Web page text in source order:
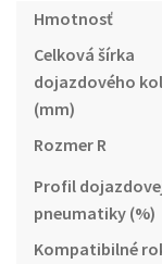
Hmotnosť
Celková šírka
dojazdového
(mm)
Rozmer R
Profil
pneumatiky (%)
Kompatibilné